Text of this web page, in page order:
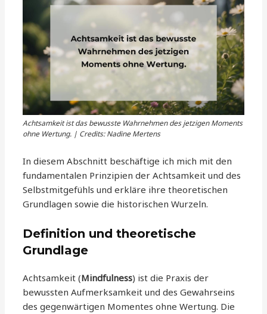
Achtsamkeit ist das bewusste Wahrnehmen des jetzigen Moments
ohne Wertung. | Credits: Nadine Mertens
In diesem Abschnitt beschäftige ich mich mit den
fundamentalen Prinzipien der Achtsamkeit und des
Selbstmitgefühls und erkläre ihre theoretischen
Grundlagen sowie die historischen Wurzeln.
Definition und theoretische
Grundlage
Achtsamkeit (Mindfulness) ist die Praxis der
bewussten Aufmerksamkeit und des Gewahrseins
des gegenwärtigen Momentes ohne Wertung. Die